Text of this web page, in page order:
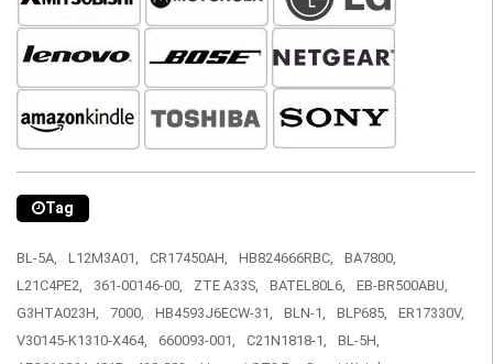
Tag
BL-5A, L12M3A01, CR17450AH, HB824666RBC,
BA7800,
L21C4PE2,
361-00146-00, ZTE A33S, BATEL80L6,
EB-BR500ABU,
G3HTA023H,
7000, HB4593J6ECW-31, BLN-1, BLP685,
ER17330V,
V30145-K1310-X464,
660093-001, C21N1818-1,
BL-5H,